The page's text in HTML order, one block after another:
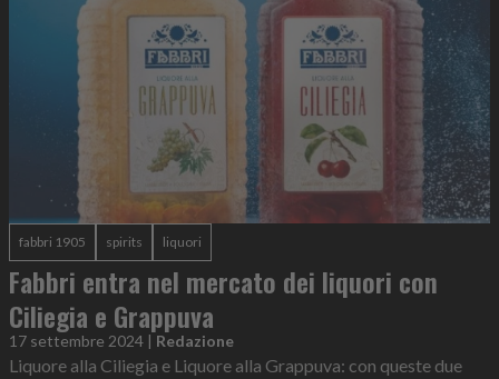
fabbri 1905 spirits liquori
Fabbri entra nel mercato dei liquori con
Ciliegia e Grappuva
17 settembre 2024 | Redazione
Liquore alla Ciliegia e Liquore alla Grappuva: con queste due